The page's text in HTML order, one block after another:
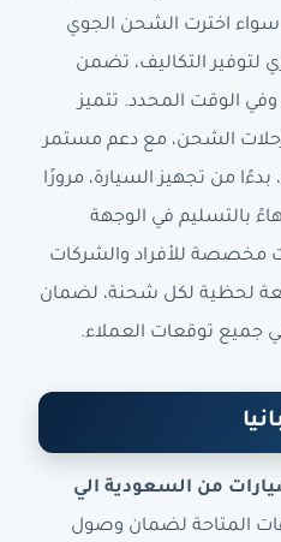
سواء اخترت الشحن الجوي
لتوفير التكاليف، تضمن
الوقت المحدد. تتميز
الشحن، مع دعم مستمر
من تجهيز السيارة، مرورًا
بالتسليم في الوجهة
مخصصة للأفراد والشركات
لحظية لكل شحنة، لضمان
جميع توقعات العملاء.
من السعودية الي
المتاحة لضمان وصول